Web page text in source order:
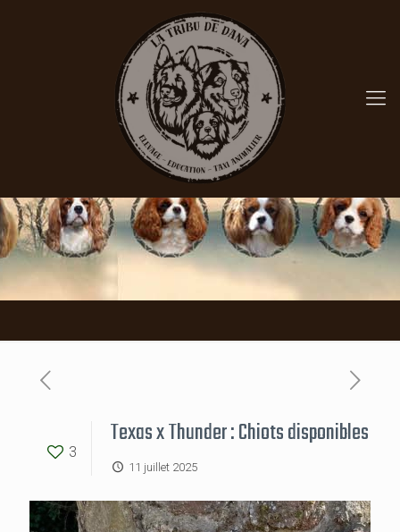
3
Texas x Thunder : Chiots disponibles
11 juillet 2025